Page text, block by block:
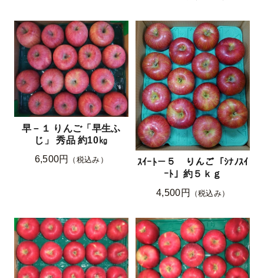
早－１ りんご「早生ふ
じ」 秀品 約10㎏
6,500円
（税込み）
ｽｲｰﾄ－５ りんご「ｼﾅﾉｽｲ
ｰﾄ」約５ｋｇ
4,500円
（税込み）